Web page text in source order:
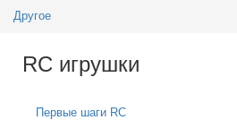
Другое
RC игрушки
Первые шаги RC